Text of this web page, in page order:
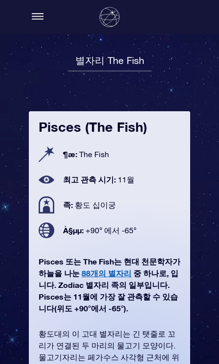
별자리 The Fish
Pisces (The Fish)
¶æ: The Fish
최고 관측 시기: 11월
족: 황도 십이궁
À§µµ: +90° 에서 -65°
Pisces 또는 The Fish는 현대 천문학자가
하늘을 나눈 88개의 별자리 중 하나로, 입
니다. Zodiac 별자리 족의 일부입니다.
Pisces는 11월에 가장 잘 관측할 수 있습
니다(위도 +90°에서 -65°).
황도대의 이 고대 별자리는 긴 탯줄로 꼬
리가 연결된 두 마리의 물고기 모양이다.
물고기자리는 페가수스 사각형 근처에 위